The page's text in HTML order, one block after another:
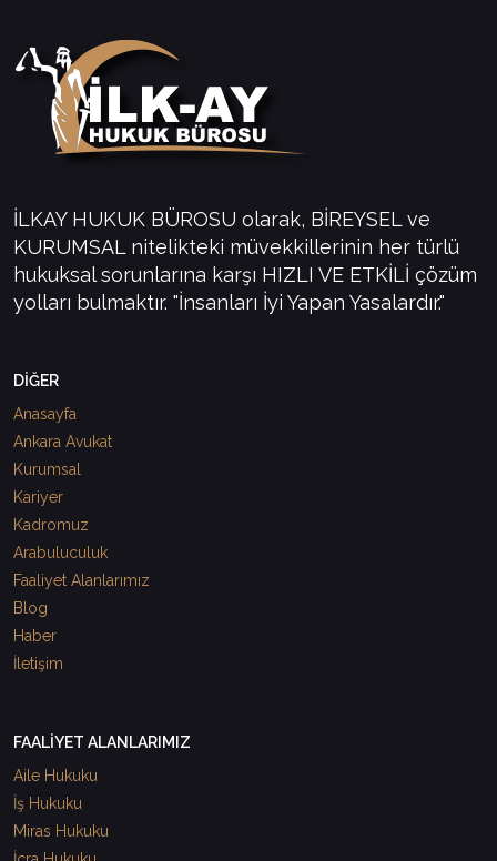
İLKAY HUKUK BÜROSU olarak, BİREYSEL ve
KURUMSAL nitelikteki müvekkillerinin her türlü
hukuksal sorunlarına karşı HIZLI VE ETKİLİ çözüm
yolları bulmaktır. "İnsanları İyi Yapan Yasalardır."
DİĞER
Anasayfa
Ankara Avukat
Kurumsal
Kariyer
Kadromuz
Arabuluculuk
Faaliyet Alanlarımız
Blog
Haber
İletişim
FAALİYET ALANLARIMIZ
Aile Hukuku
İş Hukuku
Miras Hukuku